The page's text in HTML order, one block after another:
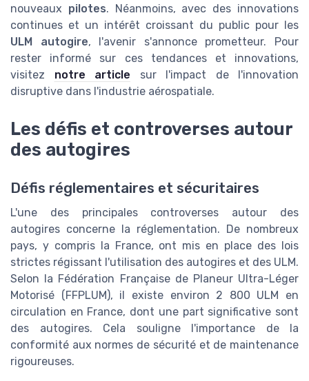
nouveaux pilotes. Néanmoins, avec des innovations
continues et un intérêt croissant du public pour les
ULM autogire, l'avenir s'annonce prometteur. Pour
rester informé sur ces tendances et innovations,
visitez notre article sur l'impact de l'innovation
disruptive dans l'industrie aérospatiale.
Les défis et controverses autour
des autogires
Défis réglementaires et sécuritaires
L'une des principales controverses autour des
autogires concerne la réglementation. De nombreux
pays, y compris la France, ont mis en place des lois
strictes régissant l'utilisation des autogires et des ULM.
Selon la Fédération Française de Planeur Ultra-Léger
Motorisé (FFPLUM), il existe environ 2 800 ULM en
circulation en France, dont une part significative sont
des autogires. Cela souligne l'importance de la
conformité aux normes de sécurité et de maintenance
rigoureuses.